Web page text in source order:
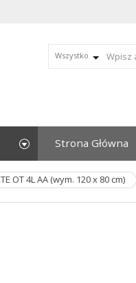
Wszystko
Strona Główna
OT 4L AA (wym. 120 x 80 cm)